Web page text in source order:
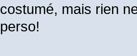
costumé, mais rien
perso!